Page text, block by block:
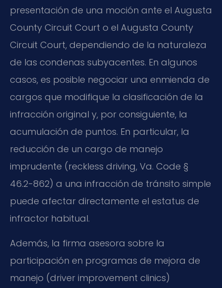
presentación de una moción ante el Augusta
County Circuit Court o el Augusta County
Circuit Court, dependiendo de la naturaleza
de las condenas subyacentes. En algunos
casos, es posible negociar una enmienda de
cargos que modifique la clasificación de la
infracción original y, por consiguiente, la
acumulación de puntos. En particular, la
reducción de un cargo de manejo
imprudente (reckless driving, Va. Code §
46.2-862) a una infracción de tránsito simple
puede afectar directamente el estatus de
infractor habitual.
Además, la firma asesora sobre la
participación en programas de mejora de
manejo (driver improvement clinics)